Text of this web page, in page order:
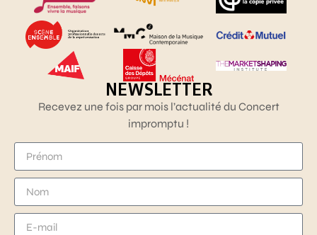
NEWSLETTER
Recevez une fois par mois l’actualité du Concert
impromptu !